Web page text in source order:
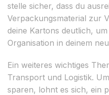
stelle sicher, dass du
Verpackungsmaterial zur
deine Kartons deutlich,
Organisation in deinem
Ein weiteres wichtiges
Transport und Logistik.
sparen, lohnt es sich, ein